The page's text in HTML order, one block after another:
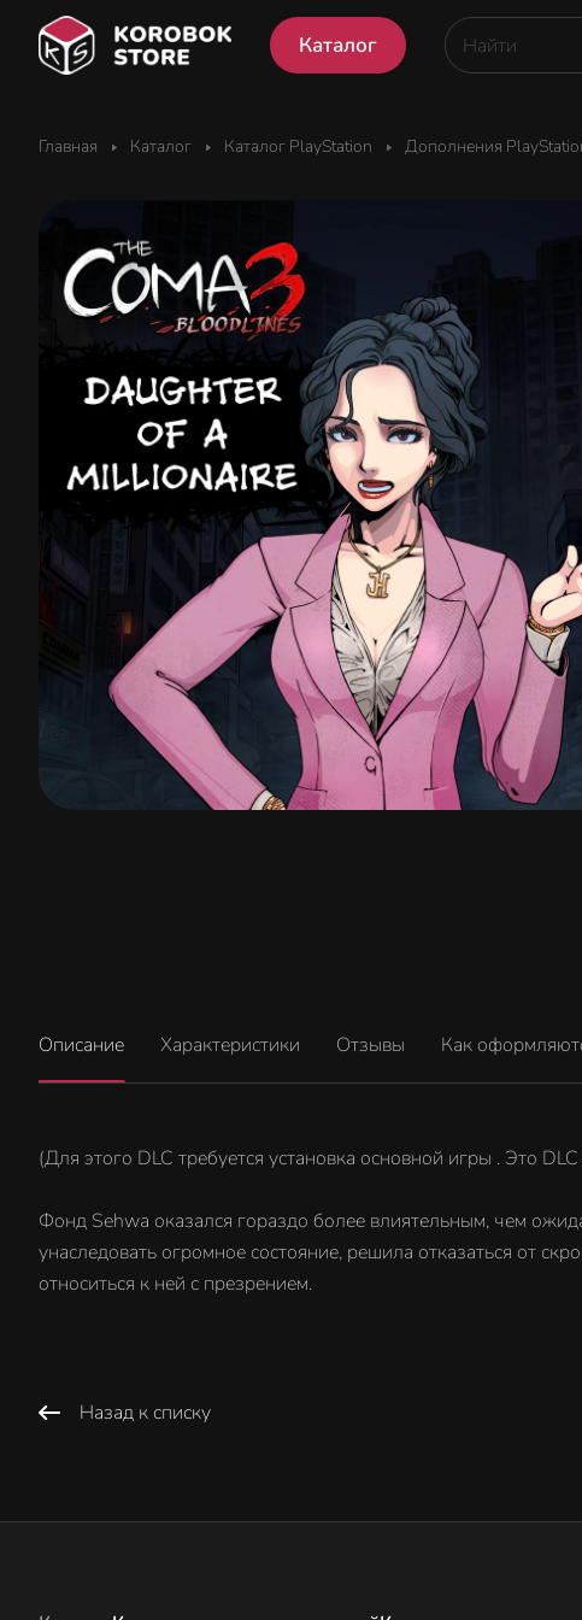
Каталог
Главная Каталог Каталог PlayStation Дополнения
Описание Характеристики Отзывы Как
(Для этого DLC требуется установка основной игры . Это
Фонд Sehwa оказался гораздо более влиятельным, чем
унаследовать огромное состояние, решила отказаться от
относиться к ней с презрением.
Назад к списку